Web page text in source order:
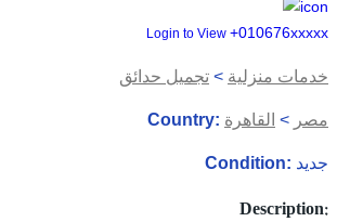
Login to View +010676xxxxx
خدمات منزلية > تجميل حدائق
Country: مصر > القاهرة
Condition: جديد
Description: